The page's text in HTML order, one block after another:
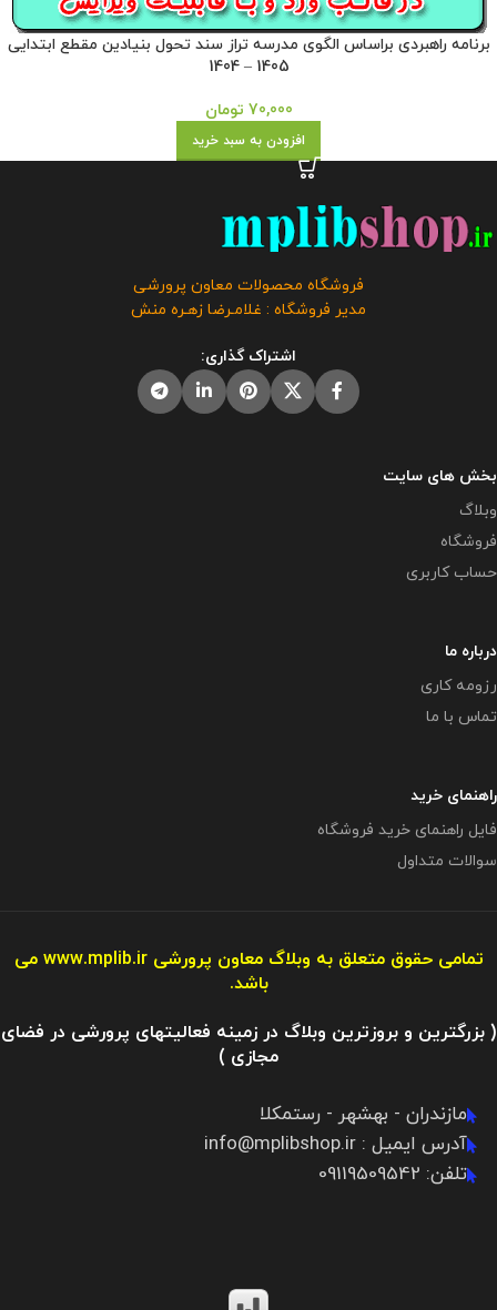
برنامه راهبردی براساس الگوی مدرسه تراز سند تحول بنیادین مقطع ابتدایی
1405 – 1404
70,000 تومان
افزودن به سبد خرید
فروشگاه محصولات معاون پرورشی
مدیر فروشگاه : غلامـرضا زهـره منش
اشتراک گذاری:
بخش های سایت
وبلاگ
فروشگاه
حساب کاربری
درباره ما
رزومه کاری
تماس با ما
راهنمای خرید
فایل راهنمای خرید فروشگاه
سوالات متداول
تمامی حقوق متعلق به وبلاگ معاون پرورشیwww.mplib.ir می
باشد.
( بزرگترین و بروزترین وبلاگ در زمینه فعالیتهای پرورشی در فضای
مجازی )
مازندران - بهشهر - رستمکلا
آدرس ایمیل : info@mplibshop.ir
تلفن: 09119509542​